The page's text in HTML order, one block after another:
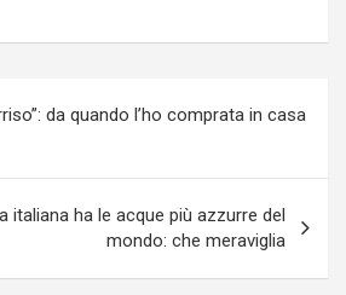
da quando l’ho comprata in casa
italiana ha le acque più azzurre del
mondo: che meraviglia